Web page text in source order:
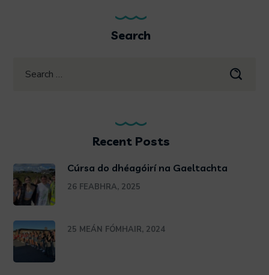
Search
Recent Posts
Cúrsa do dhéagóirí na Gaeltachta
26 FEABHRA, 2025
25 MEÁN FÓMHAIR, 2024